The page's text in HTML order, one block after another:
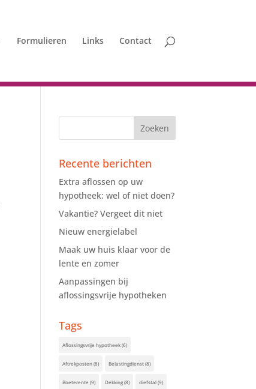
Formulieren Links Contact
Recente berichten
Extra aflossen op uw
hypotheek: wel of niet doen?
Vakantie? Vergeet dit niet
Nieuw energielabel
Maak uw huis klaar voor de
lente en zomer
Aanpassingen bij
aflossingsvrije hypotheken
Tags
Aflossingsvrije hypotheek(6)
Aftrekposten(8) Belastingdienst(8)
Boeterente (9) Dekking(8) diefstal(9)